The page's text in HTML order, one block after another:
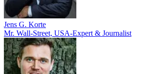
Jens G. Korte
Mr. Wall-Street, USA-Expert & Journalist